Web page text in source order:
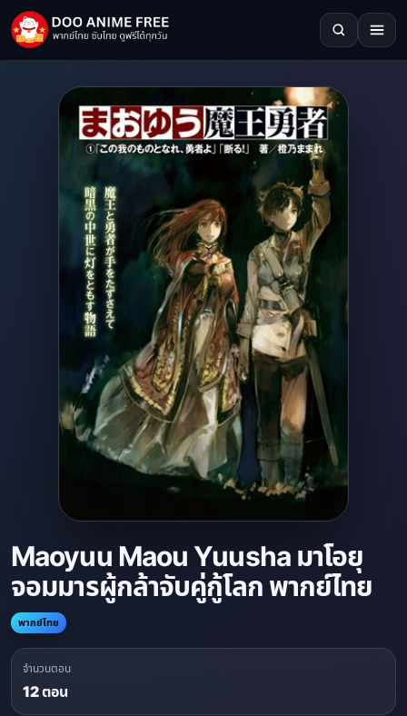
Maoyuu Maou Yuusha มาโอยุ
จอมมารผู้กล้าจับคู่กู้โลก พากย์ไทย
พากย์ไทย
จำนวนตอน
12 ตอน